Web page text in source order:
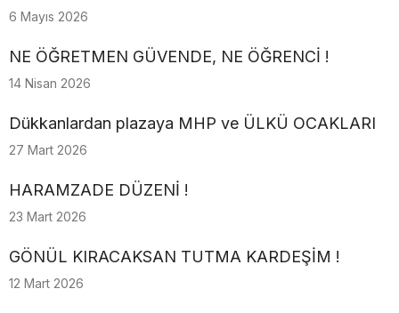
6 Mayıs 2026
NE ÖĞRETMEN GÜVENDE, NE ÖĞRENCİ !
14 Nisan 2026
Dükkanlardan plazaya MHP ve ÜLKÜ OCAKLARI
27 Mart 2026
HARAMZADE DÜZENİ !
23 Mart 2026
GÖNÜL KIRACAKSAN TUTMA KARDEŞİM !
12 Mart 2026